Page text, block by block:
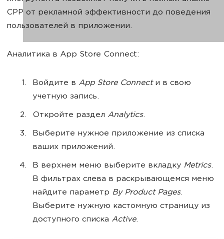
СРР от рекламной эффективности до поведения
пользователей в приложении.
Аналитика в App Store Connect:
Войдите в App Store Connectи в свою
учетную запись.
Откройте раздел Analytics.
Выберите нужное приложение из списка
ваших приложений.
В верхнем меню выберите вкладку Metrics.
В фильтрах слева в раскрывающемся меню
найдите параметр By Product Pages.
Выберите нужную кастомную страницу из
доступного списка Active.